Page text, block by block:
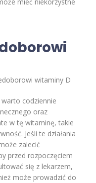
witaminy D
codziennie
oraz
w tę witaminę, takie
Jeśli te działania
zalecić
przed rozpoczęciem
się z lekarzem,
może prowadzić do